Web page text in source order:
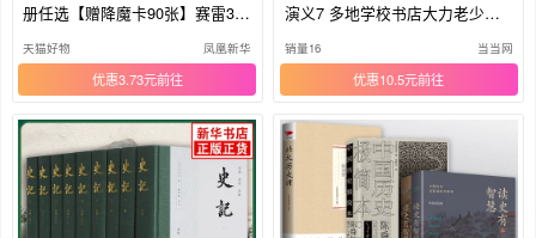
册任选【赠降魔卡90张】赛雷3分
钟三国演义中国史四大名著孙悟
空中小学生寒暑假历史课外书
天猫好物 凤凰新华
优惠3.73元
演义7 多地学校书店大力老少咸
宜的课外历史读物 三国群英盲盒
式集卡
销量16 当当网
优惠10.5元